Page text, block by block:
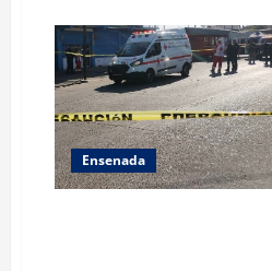
masculino
en
la
colonia
ex
ejido
Ruiz
Cortines
en
posesión
de
Ensenada